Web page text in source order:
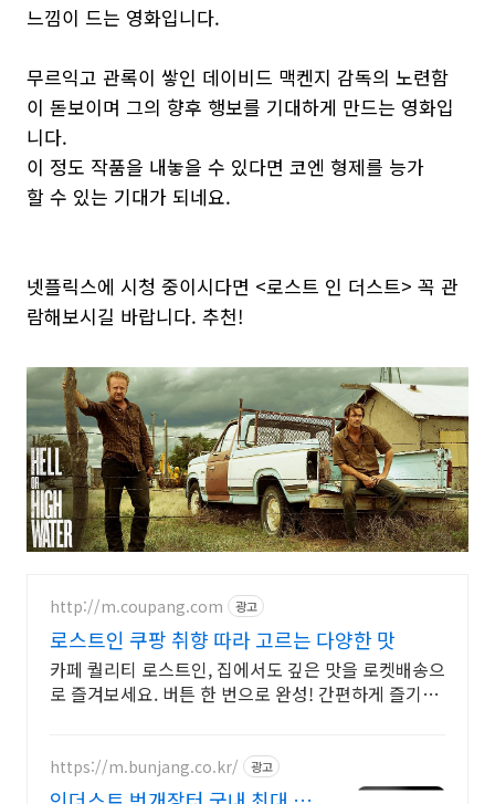
느낌이 드는 영화입니다.
무르익고 관록이 쌓인 데이비드 맥켄지 감독의 노련함
이 돋보이며 그의 향후 행보를 기대하게 만드는 영화입
니다.
이 정도 작품을 내놓을 수 있다면 코엔 형제를 능가
할 수 있는 기대가 되네요.
넷플릭스에 시청 중이시다면 <로스트 인 더스트> 꼭 관
람해보시길 바랍니다. 추천!
http://m.coupang.com 광고
로스트인 쿠팡 취향 따라 고르는 다양한 맛
카페 퀄리티 로스트인, 집에서도 깊은 맛을 로켓배송으
로 즐겨보세요. 버튼 한 번으로 완성! 간편하게 즐기는
https://m.bunjang.co.kr/ 광고